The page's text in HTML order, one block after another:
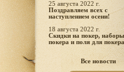
25 августа 2022 г.
Поздравляем всех с
наступлением осени!
18 августа 2022 г.
Скидки на покер,
покера и поля для покера
Все новости